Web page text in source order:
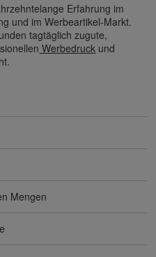
Erfahrung im
und im Werbeartikel-Markt.
tagtäglich zugute,
Werbedruck und
Mengen